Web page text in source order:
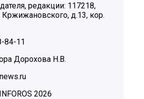
редакции: 117218,
Кржижановского, д.13, кор.
84-11
Дорохова Н.В.
INFOROS 2026